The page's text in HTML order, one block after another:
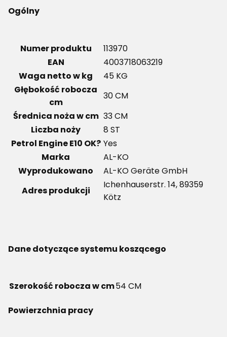
Ogólny
Numer produktu
113970
EAN
4003718063219
Waga netto w kg
45 KG
Głębokość robocza
cm
30 CM
Średnica noża w cm 33 CM
Liczba noży
8 ST
Petrol Engine E10 OK? Yes
Marka
AL-KO
Wyprodukowano
AL-KO Geräte GmbH
Adres produkcji
Ichenhauserstr. 14, 89359
Kötz
Dane dotyczące systemu koszącego
Szerokość robocza w cm54 CM
Powierzchnia pracy